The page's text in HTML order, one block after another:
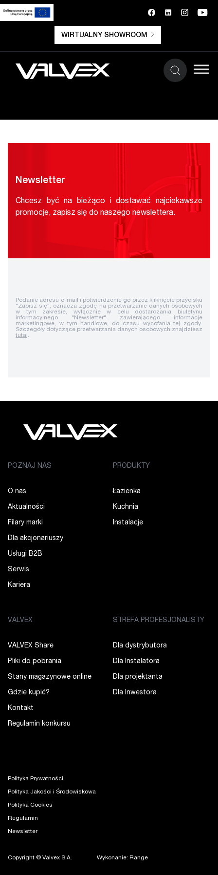
WIRTUALNY SHOWROOM
Newsletter
Chcesz być na bieżąco i dostawać najciekawsze
promocje, zapisz się do naszego newslettera.
Podanie adresu e-mail i potwierdzenie go przez kliknięcie przycisku
"Zapisz się", oznacza zgodę na przetwarzanie danych osobowych
w tym zakresie, wyłącznie w celu dostarczania biuletynu
informacyjnego "Newsletter" zawierającego informacje
marketingowe, w tym handlowe, do czasu wycofania tej zgody.
Szczegóły dotyczące przetwarzania danych osobowych znajdziesz
tutaj.
POZNAJ NAS
O nas
Aktualności
Filary marki
Dla akcjonariuszy
Usługi B2B
Serwis
Kariera
PRODUKTY
Łazienka
Kuchnia
Instalacje
VALVEX
VALVEX Share
Pliki do pobrania
Stany magazynowe online
Gdzie kupić?
Kontakt
Regulamin konkursu
STREFA PROFESJONALISTY
Dla dystrybutora
Dla Instalatora
Dla projektanta
Dla Inwestora
Polityka Prywatności
Polityka Jakości i Środowiskowa
Polityka Cookies
Regulamin
Newsletter
Copyright © Valvex S.A. Wykonanie: Range